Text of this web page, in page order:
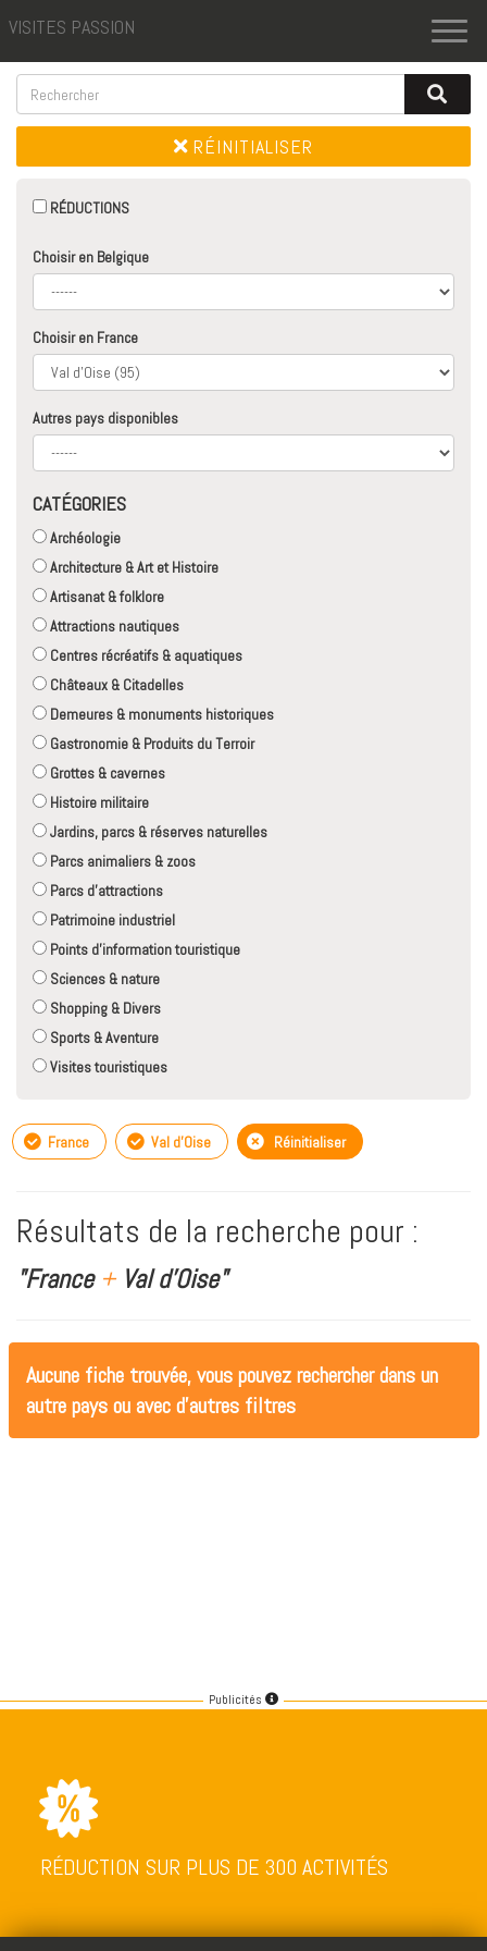
VISITES PASSION
RÉINITIALISER
RÉDUCTIONS
Choisir en Belgique
Choisir en France
Autres pays disponibles
CATÉGORIES
Archéologie
Architecture & Art et Histoire
Artisanat & folklore
Attractions nautiques
Centres récréatifs & aquatiques
Châteaux & Citadelles
Demeures & monuments historiques
Gastronomie & Produits du Terroir
Grottes & cavernes
Histoire militaire
Jardins, parcs & réserves naturelles
Parcs animaliers & zoos
Parcs d'attractions
Patrimoine industriel
Points d'information touristique
Sciences & nature
Shopping & Divers
Sports & Aventure
Visites touristiques
France Val d'Oise Réinitialiser
Résultats de la recherche pour :
"France +Val d'Oise"
Aucune fiche trouvée, vous pouvez rechercher dans un
autre pays ou avec d'autres filtres
Publicités
RÉDUCTION SUR PLUS DE 300 ACTIVITÉS